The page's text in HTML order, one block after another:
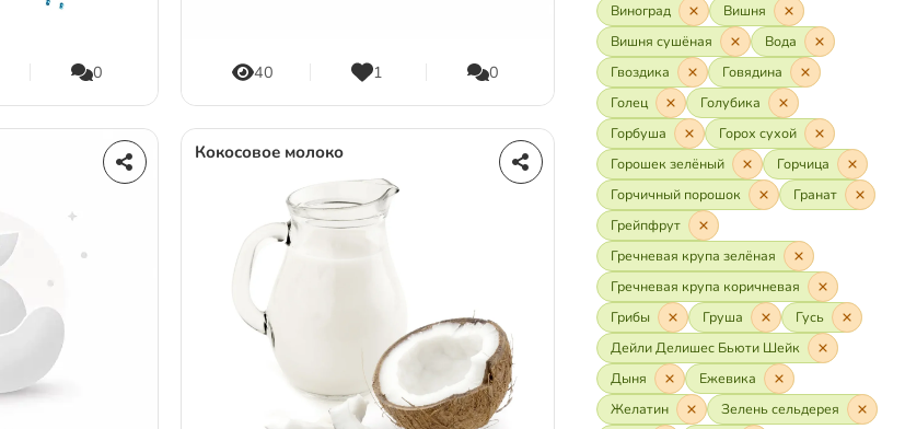
0 40 1 0
Кокосовое молоко
Виноград
Вишня
Вишня сушёная
Вода
Гвоздика
Говядина
Голец
Голубика
Горбуша
Горох сухой
Горошек зелёный
Горчица
Горчичный порошок
Гранат
Грейпфрут
Гречневая крупа зелёная
Гречневая крупа коричневая
Грибы
Груша
Гусь
Дейли Делишес Бьюти Шейк
Дыня
Ежевика
Желатин
Зелень сельдерея